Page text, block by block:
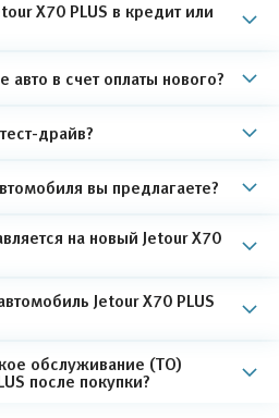
X70 PLUS в кредит или
в счет оплаты нового?
драйв?
вы предлагаете?
на новый Jetour X70
Jetour X70 PLUS
обслуживание (ТО)
после покупки?